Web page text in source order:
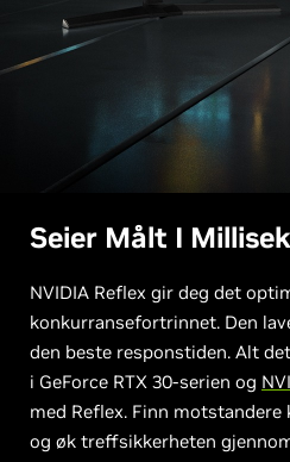
Seier Målt I
NVIDIA Reflex gir deg det
konkurransefortrinnet. Den
den beste responstiden. Alt
i GeForce RTX 30-serien og
med Reflex. Finn motstandere
og øk treffsikkerheten